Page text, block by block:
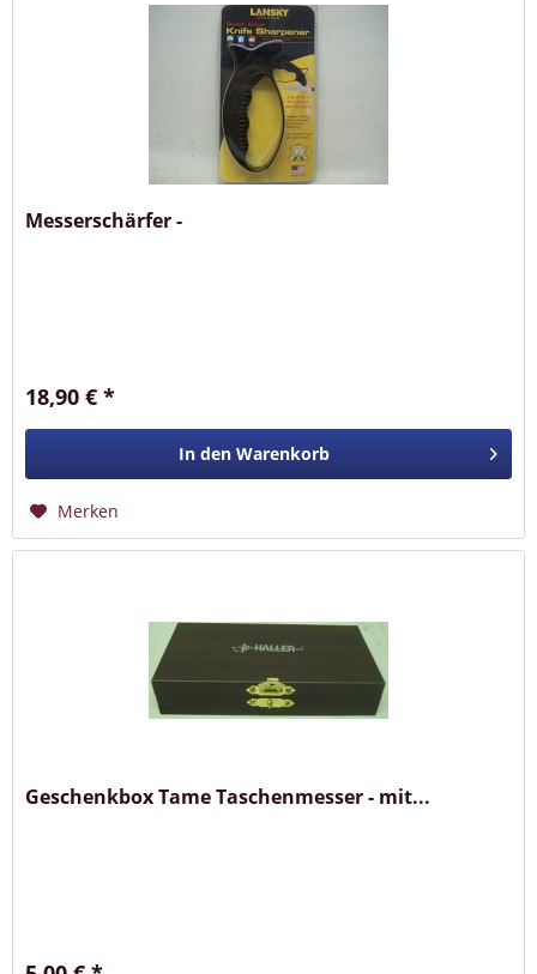
Messerschärfer -
18,90 € *
In den Warenkorb
Merken
Geschenkbox Tame Taschenmesser - mit...